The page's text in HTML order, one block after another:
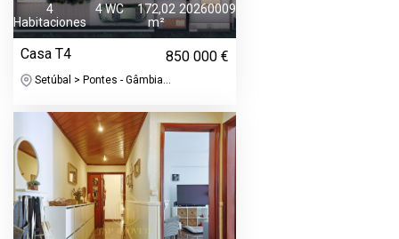
4
Habitaciones
4 WC
172,02
m²
20260009
Casa T4 850 000 €
Setúbal > Pontes - Gâmbia...